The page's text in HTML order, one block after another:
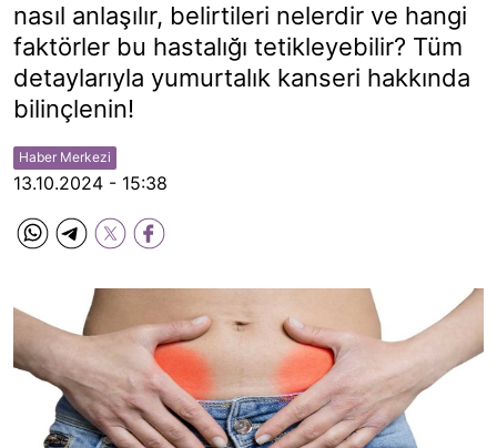
nasıl anlaşılır, belirtileri nelerdir ve hangi
faktörler bu hastalığı tetikleyebilir? Tüm
detaylarıyla yumurtalık kanseri hakkında
bilinçlenin!
Haber Merkezi
13.10.2024 - 15:38